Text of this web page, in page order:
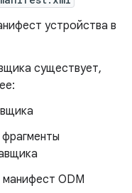
устройства в
существует,
ODM